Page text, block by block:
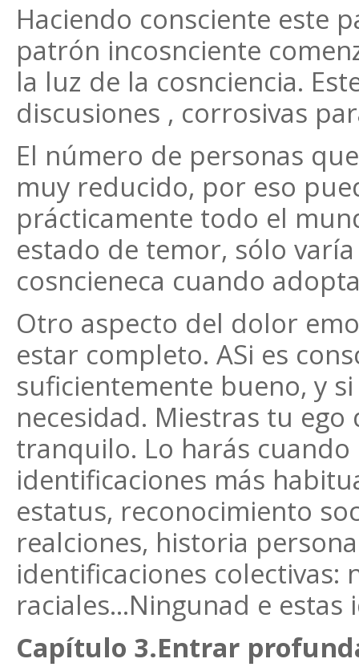
Haciendo consciente este
patrón incosnciente
la luz de la cosnciencia.
discusiones , corrosivas
El número de personas
muy reducido, por eso
prácticamente todo el
estado de temor, sólo
cosncieneca cuando
Otro aspecto del dolor
estar completo. ASi es
suficientemente bueno, y
necesidad. Miestras tu
tranquilo. Lo harás cuando
identificaciones más
estatus, reconocimiento
realciones, historia
identificaciones colectivas:
raciales...Ningunad e
Capítulo 3.Entrar